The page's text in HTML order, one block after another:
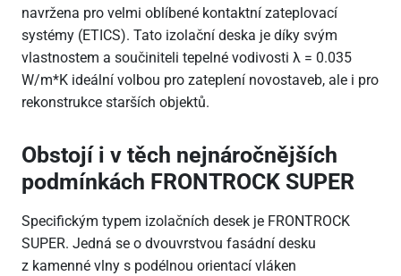
navržena pro velmi oblíbené kontaktní zateplovací
systémy (ETICS). Tato izolační deska je díky svým
vlastnostem a součiniteli tepelné vodivosti λ = 0.035
W/m*K ideální volbou pro zateplení novostaveb, ale i pro
rekonstrukce starších objektů.
Obstojí i v těch nejnáročnějších
podmínkách FRONTROCK SUPER
Specifickým typem izolačních desek je FRONTROCK
SUPER. Jedná se o dvouvrstvou fasádní desku
z kamenné vlny s podélnou orientací vláken